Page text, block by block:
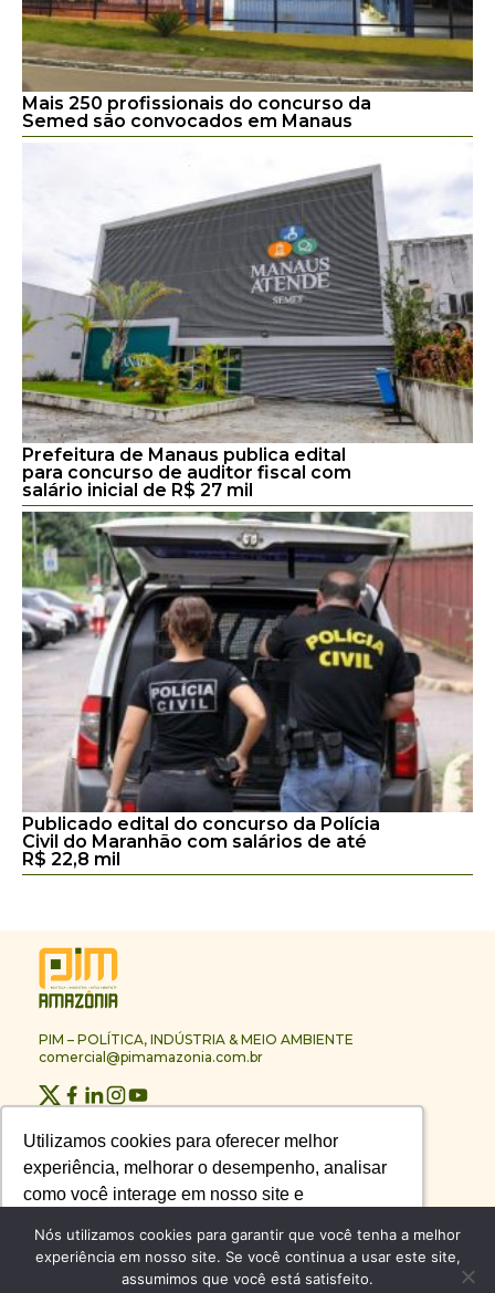
Utilizamos cookies para oferecer melhor
experiência, melhorar o desempenho, analisar
como você interage em nosso site e
Recusar Cookies Aceitar Cookies
Utilizamos cookies para oferecer melhor
experiência, melhorar o desempenho, analisar
como você interage em nosso site e
Recusar Cookies Aceitar Cookies
Mais 250 profissionais do concurso da
Semed são convocados em Manaus
Prefeitura de Manaus publica edital
para concurso de auditor fiscal com
salário inicial de R$ 27 mil
Publicado edital do concurso da Polícia
Civil do Maranhão com salários de até
R$ 22,8 mil
PIM – POLÍTICA, INDÚSTRIA & MEIO AMBIENTE
comercial@pimamazonia.com.br
Contato
Publicidade
Melhores Empresas
Circuito PIM Amazônia
Nós utilizamos cookies para garantir que você tenha a melhor
experiência em nosso site. Se você continua a usar este site,
assumimos que você está satisfeito.